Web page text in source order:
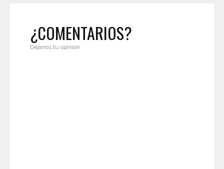
¿COMENTARIOS?
Déjanos tu opinión.